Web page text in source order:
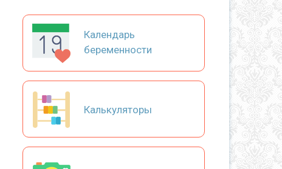
Календарь
беременности
Калькуляторы